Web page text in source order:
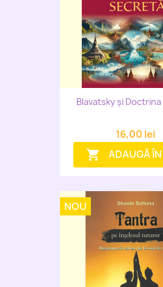
Blavatsky și
16,00 lei
shopping_cart ADAUGĂ
NOU